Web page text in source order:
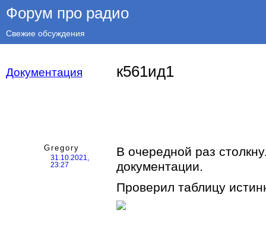
Форум про радио
Свежие обсуждения
Документация к561ид1
Gregory
31.10.2021,
23:27
В очередной раз
документации.
Проверил таблицу